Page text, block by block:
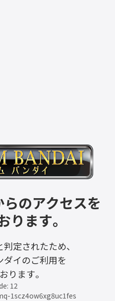
のアクセスを
ります。
定されたため、
ダイのご利用を
ります。
12
1scz4ow6xg8uc1fes